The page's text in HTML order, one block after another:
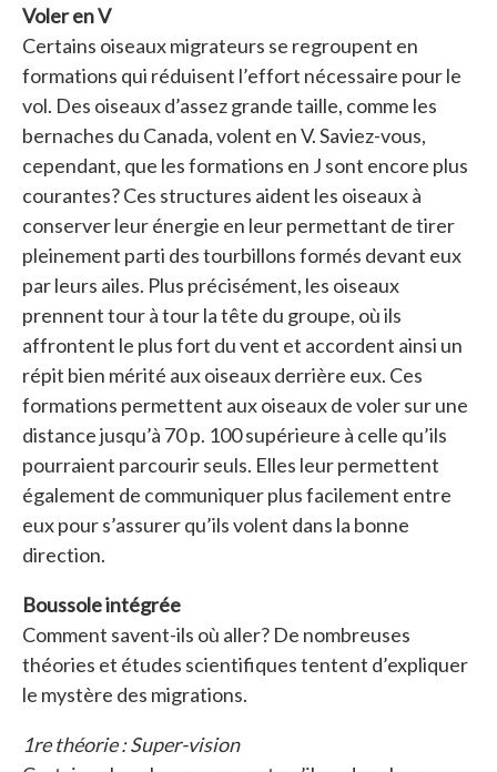
Voler en V
Certains oiseaux migrateurs se regroupent en
formations qui réduisent l’effort nécessaire pour le
vol. Des oiseaux d’assez grande taille, comme les
bernaches du Canada, volent en V. Saviez-vous,
cependant, que les formations en J sont encore plus
courantes? Ces structures aident les oiseaux à
conserver leur énergie en leur permettant de tirer
pleinement parti des tourbillons formés devant eux
par leurs ailes. Plus précisément, les oiseaux
prennent tour à tour la tête du groupe, où ils
affrontent le plus fort du vent et accordent ainsi un
répit bien mérité aux oiseaux derrière eux. Ces
formations permettent aux oiseaux de voler sur une
distance jusqu’à 70 p. 100 supérieure à celle qu’ils
pourraient parcourir seuls. Elles leur permettent
également de communiquer plus facilement entre
eux pour s’assurer qu’ils volent dans la bonne
direction.
Boussole intégrée
Comment savent-ils où aller? De nombreuses
théories et études scientifiques tentent d’expliquer
le mystère des migrations.
1re théorie : Super-vision